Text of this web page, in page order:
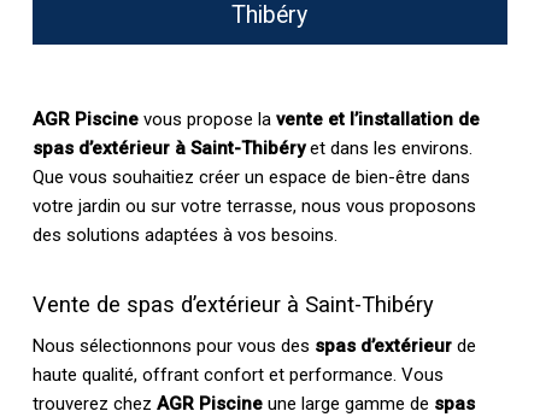
Thibéry
AGR Piscinevous propose la vente et l’installation de
spas d’extérieur à Saint-Thibéryet dans les environs.
Que vous souhaitiez créer un espace de bien-être dans
votre jardin ou sur votre terrasse, nous vous proposons
des solutions adaptées à vos besoins.
Vente de spas d’extérieur à Saint-Thibéry
Nous sélectionnons pour vous des spas d’extérieurde
haute qualité, offrant confort et performance. Vous
trouverez chez AGR Piscineune large gamme de spas